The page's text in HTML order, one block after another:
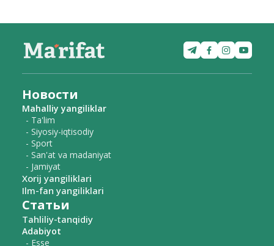
Новости
Mahalliy yangiliklar
- Ta'lim
- Siyosiy-iqtisodiy
- Sport
- San'at va madaniyat
- Jamiyat
Xorij yangiliklari
Ilm-fan yangiliklari
Статьи
Tahliliy-tanqidiy
Adabiyot
- Esse